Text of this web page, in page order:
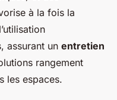
à la fois la
assurant un entretien
rangement
les espaces.